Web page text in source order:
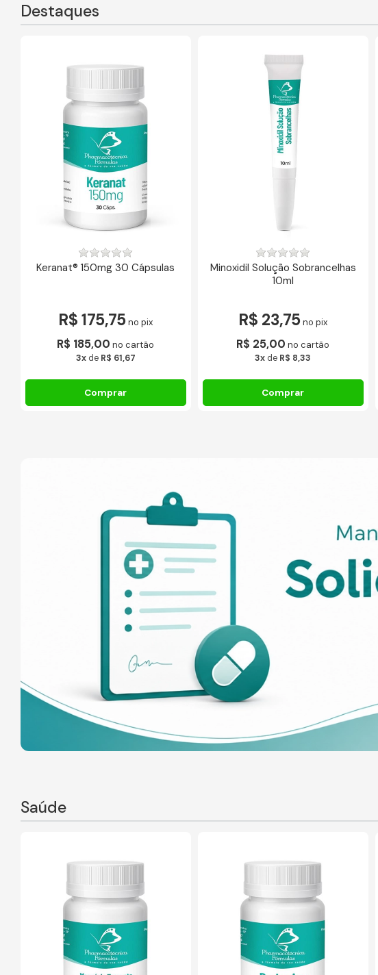
Destaques
Keranat® 150mg 30 Cápsulas
R$ 175,75 no pix
R$ 185,00 no cartão
3xde R$ 61,67
Minoxidil Solução Sobrancelhas
10ml
R$ 23,75 no pix
R$ 25,00 no cartão
3x de R$ 8,33
Saúde